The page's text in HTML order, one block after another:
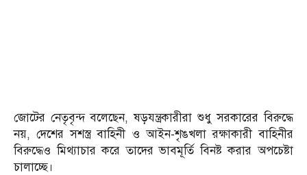
জোটের নেতৃবৃন্দ বলেছেন, ষড়যন্ত্রকারীরা শুধু সরকারের বিরুদ্ধে
নয়, দেশের সশস্ত্র বাহিনী ও আইন-শৃঙখলা রক্ষাকারী বাহিনীর
বিরুদ্ধেও মিথ্যাচার করে তাদের ভাবমূর্তি বিনষ্ট করার অপচেষ্টা
চালাচ্ছে।